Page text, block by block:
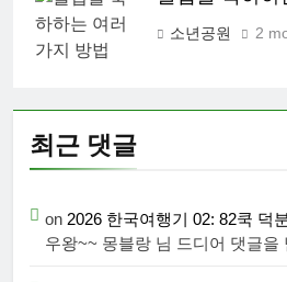
소년공원 2
최근 댓글
on 2026 한국여행기 02: 82쿡 덕
우왕~~ 몽블랑 님 드디어 댓글을